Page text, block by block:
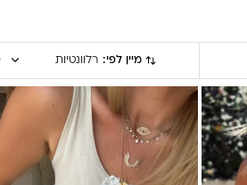
מיין לפי: רלוונטיות